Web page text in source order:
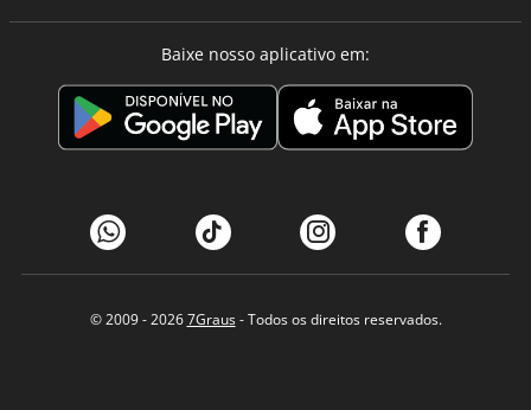
Baixe nosso aplicativo em:
© 2009 - 20267Graus- Todos os direitos reservados.